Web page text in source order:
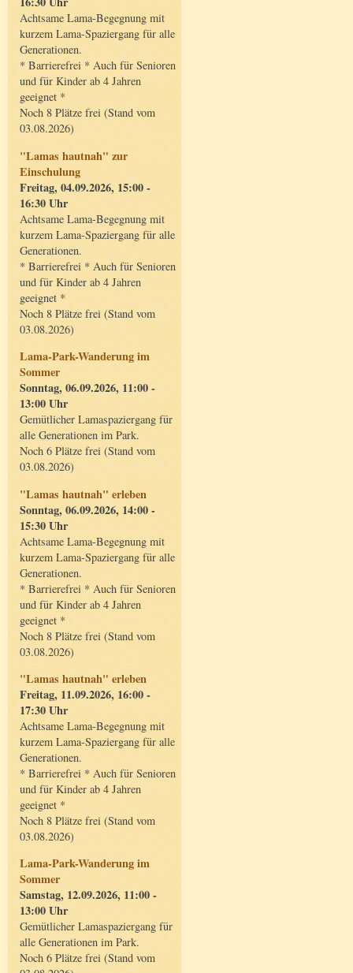
Achtsame Lama-Begegnung mit
kurzem Lama-Spaziergang für alle
Generationen.
* Barrierefrei * Auch für Senioren
und für Kinder ab 4 Jahren
geeignet *
Noch 8 Plätze frei (Stand vom
03.08.2026)
"Lamas hautnah" zur
Einschulung
Freitag, 04.09.2026, 15:00 -
16:30 Uhr
Achtsame Lama-Begegnung mit
kurzem Lama-Spaziergang für alle
Generationen.
* Barrierefrei * Auch für Senioren
und für Kinder ab 4 Jahren
geeignet *
Noch 8 Plätze frei (Stand vom
03.08.2026)
Lama-Park-Wanderung im
Sommer
Sonntag, 06.09.2026, 11:00 -
13:00 Uhr
Gemütlicher Lamaspaziergang für
alle Generationen im Park.
Noch 6 Plätze frei (Stand vom
03.08.2026)
"Lamas hautnah" erleben
Sonntag, 06.09.2026, 14:00 -
15:30 Uhr
Achtsame Lama-Begegnung mit
kurzem Lama-Spaziergang für alle
Generationen.
* Barrierefrei * Auch für Senioren
und für Kinder ab 4 Jahren
geeignet *
Noch 8 Plätze frei (Stand vom
03.08.2026)
"Lamas hautnah" erleben
Freitag, 11.09.2026, 16:00 -
17:30 Uhr
Achtsame Lama-Begegnung mit
kurzem Lama-Spaziergang für alle
Generationen.
* Barrierefrei * Auch für Senioren
und für Kinder ab 4 Jahren
geeignet *
Noch 8 Plätze frei (Stand vom
03.08.2026)
Lama-Park-Wanderung im
Sommer
Samstag, 12.09.2026, 11:00 -
13:00 Uhr
Gemütlicher Lamaspaziergang für
alle Generationen im Park.
Noch 6 Plätze frei (Stand vom